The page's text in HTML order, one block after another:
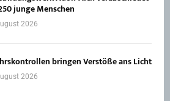
junge Menschen
2026
bringen Verstöße ans Licht
2026